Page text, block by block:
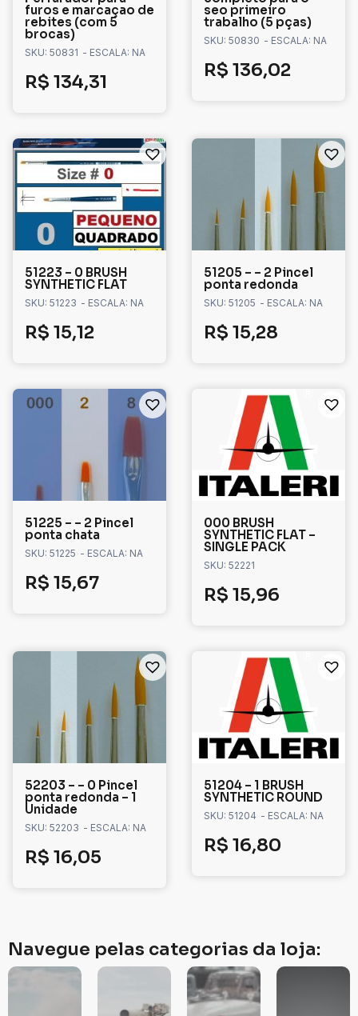
furos e marcaçao de
rebites (com 5
brocas)
SKU: 50831 - ESCALA: NA
R$ 134,31
seo primeiro
trabalho (5 pças)
SKU: 50830 - ESCALA: NA
R$ 136,02
51223 – 0 BRUSH
SYNTHETIC FLAT
SKU: 51223 - ESCALA: NA
R$ 15,12
51205 – – 2 Pincel
ponta redonda
SKU: 51205 - ESCALA: NA
R$ 15,28
51225 – – 2 Pincel
ponta chata
SKU: 51225 - ESCALA: NA
R$ 15,67
000 BRUSH
SYNTHETIC FLAT –
SINGLE PACK
SKU: 52221
R$ 15,96
52203 – – 0 Pincel
ponta redonda – 1
Unidade
SKU: 52203 - ESCALA: NA
R$ 16,05
51204 – 1 BRUSH
SYNTHETIC ROUND
SKU: 51204 - ESCALA: NA
R$ 16,80
Navegue pelas categorias da loja: